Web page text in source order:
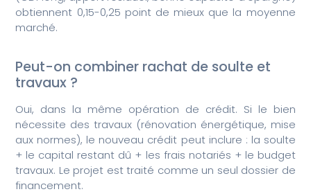
obtiennent 0,15-0,25 point de mieux que la moyenne
marché.
Peut-on combiner rachat de soulte et
travaux ?
Oui, dans la même opération de crédit. Si le bien
nécessite des travaux (rénovation énergétique, mise
aux normes), le nouveau crédit peut inclure : la soulte
+ le capital restant dû + les frais notariés + le budget
travaux. Le projet est traité comme un seul dossier de
financement.